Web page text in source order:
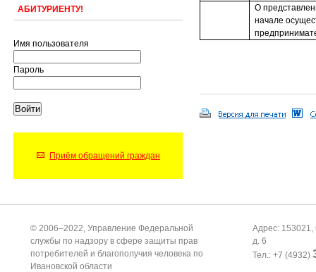
АБИТУРИЕНТУ!
Имя пользователя
Пароль
Приём обращений граждан
О
начале
© 2006–2022, Управление Федеральной
службы по надзору в сфере защиты прав
потребителей и благополучия человека по
Ивановской области
Адрес: 153021,
д. 6
Тел.: +7 (4932)